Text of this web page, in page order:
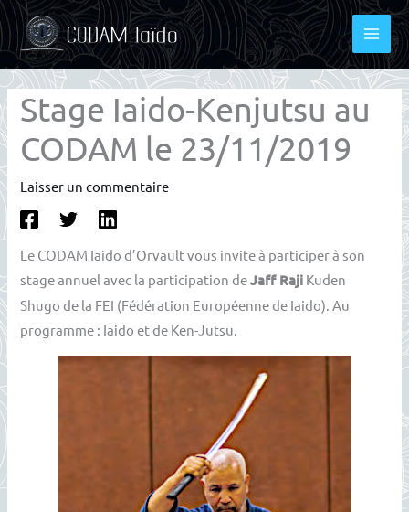
Aller
au
contenu
Stage Iaido-Kenjutsu au
CODAM le 23/11/2019
Laisser un commentaire
Le CODAM Iaido d’Orvault vous invite à participer à son
stage annuel avec la participation deJaff Raji Kuden
Shugo de la FEI (Fédération Européenne de Iaido). Au
programme : Iaido et de Ken-Jutsu.